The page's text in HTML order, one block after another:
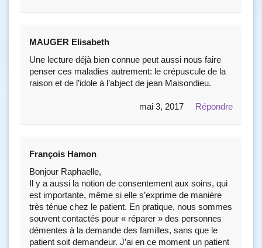
MAUGER Elisabeth
Une lecture déjà bien connue peut aussi nous faire
penser ces maladies autrement: le crépuscule de la
raison et de l’idole à l’abject de jean Maisondieu.
Répondre
mai 3, 2017
François Hamon
Bonjour Raphaelle,
Il y a aussi la notion de consentement aux soins, qui
est importante, même si elle s’exprime de manière
très ténue chez le patient. En pratique, nous sommes
souvent contactés pour « réparer » des personnes
démentes à la demande des familles, sans que le
patient soit demandeur. J’ai en ce moment un patient